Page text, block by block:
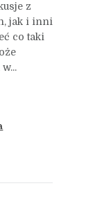
z
jak i inni
co taki